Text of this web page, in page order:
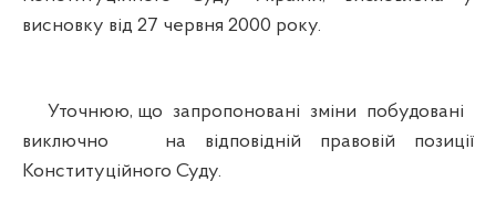
висновку від 27 червня 2000 року.
Уточнюю, що запропоновані зміни побудовані
виключно на відповідній правовій позиції
Конституційного Суду.